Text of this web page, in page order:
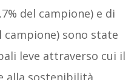
del campione) e di
campione) sono state
leve attraverso cui il
alla sostenibilità